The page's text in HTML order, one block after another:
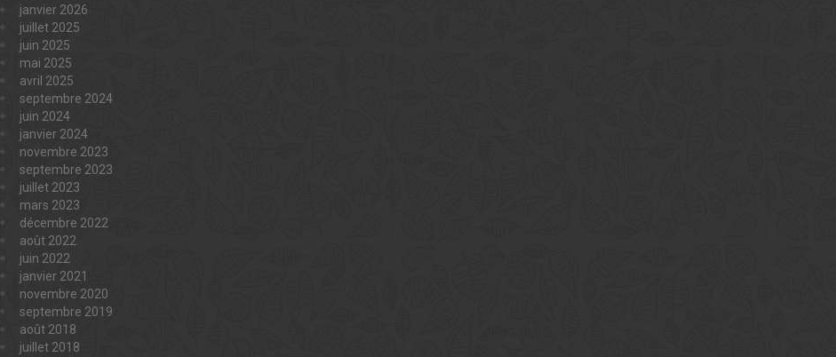
janvier 2026
juillet 2025
juin 2025
mai 2025
avril 2025
septembre 2024
juin 2024
janvier 2024
novembre 2023
septembre 2023
juillet 2023
mars 2023
décembre 2022
août 2022
juin 2022
janvier 2021
novembre 2020
septembre 2019
août 2018
juillet 2018